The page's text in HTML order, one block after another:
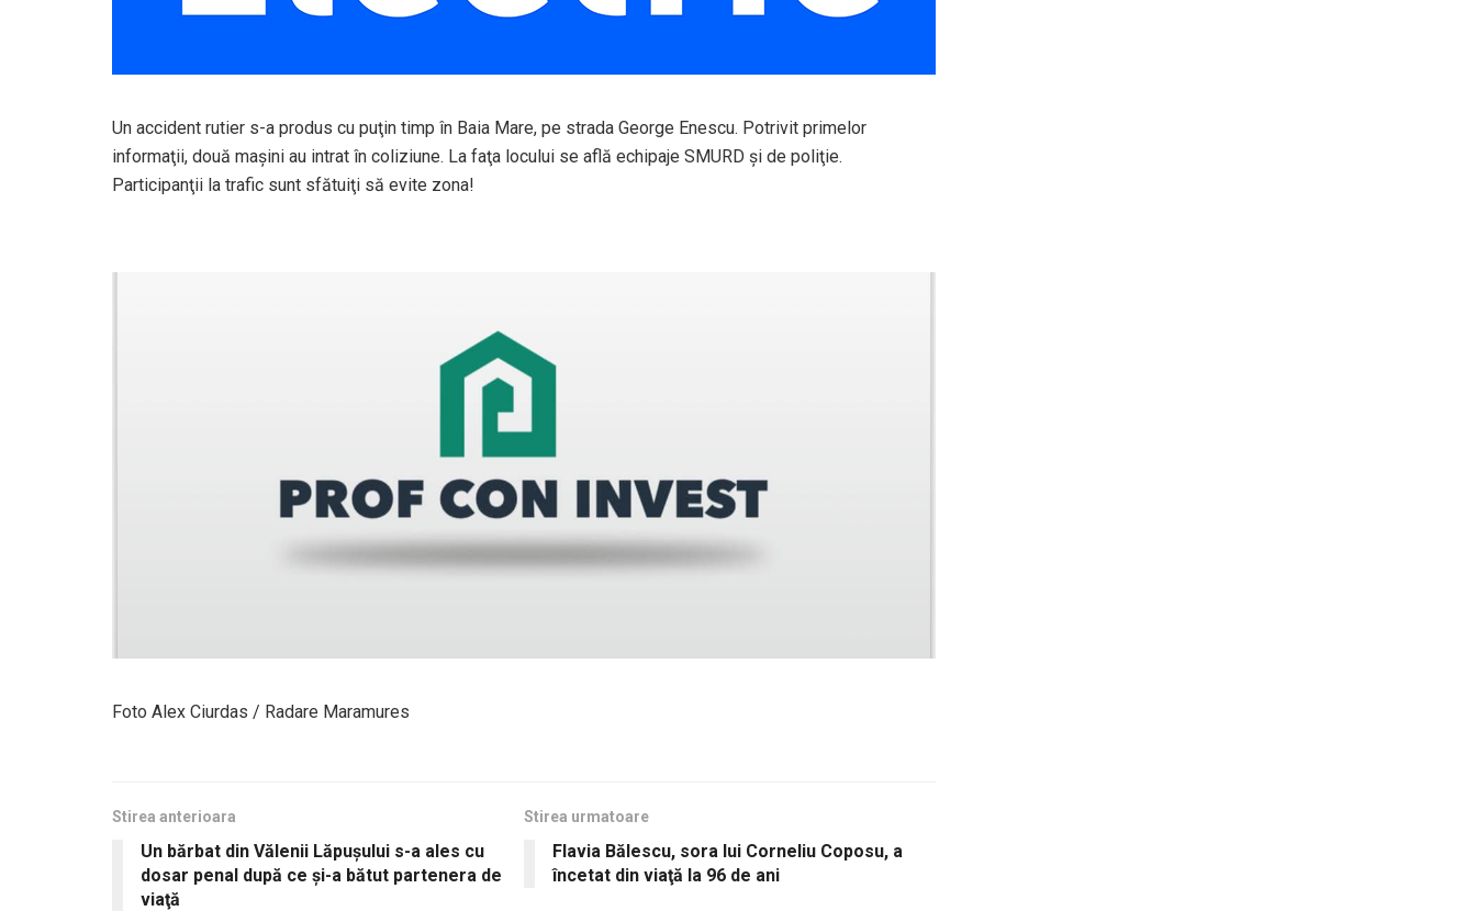
Un accident rutier s-a produs cu puţin timp în Baia Mare, pe strada George Enescu. Potrivit primelor
informaţii, două maşini au intrat în coliziune. La faţa locului se află echipaje SMURD şi de poliţie.
Participanţii la trafic sunt sfătuiţi să evite zona!
Foto Alex Ciurdas / Radare Maramures
Stirea anterioara
Un bărbat din Vălenii Lăpușului s-a ales cu
dosar penal după ce şi-a bătut partenera de
viaţă
Stirea urmatoare
Flavia Bălescu, sora lui Corneliu Coposu, a
încetat din viaţă la 96 de ani